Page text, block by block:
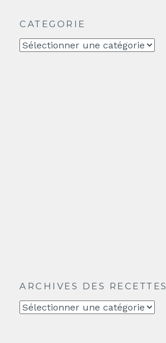
CATEGORIE
CATEGORIE
ARCHIVES DES RECETTES
Archives